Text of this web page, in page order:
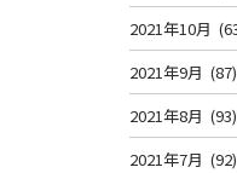
2021年10月
2021年9月 (87)
2021年8月 (93)
2021年7月 (92)